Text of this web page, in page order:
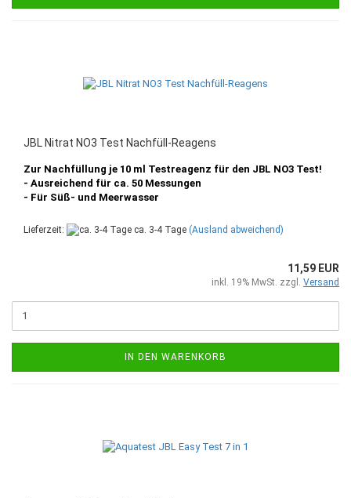
JBL Nitrat NO3 Test Nachfüll-Reagens
Zur Nachfüllung je 10 ml Testreagenz für den JBL NO3 Test!
- Ausreichend für ca. 50 Messungen
- Für Süß- und Meerwasser
Lieferzeit: ca. 3-4 Tage (Ausland abweichend)
11,59 EUR
inkl. 19% MwSt. zzgl. Versand
IN DEN WARENKORB